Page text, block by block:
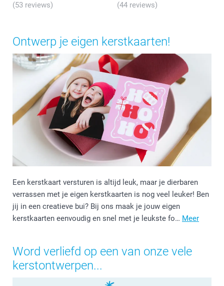
(53 reviews) (44 reviews)
Ontwerp je eigen kerstkaarten!
Een kerstkaart versturen is altijd leuk, maar je dierbaren
verrassen met je eigen kerstkaarten is nog veel leuker! Ben
jij in een creatieve bui? Bij ons maak je jouw eigen
kerstkaarten eenvoudig en snel met je leukste fo… Meer
Word verliefd op een van onze vele
kerstontwerpen...